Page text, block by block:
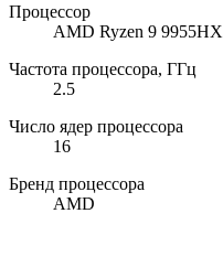
Процессор
AMD Ryzen 9 9955HX
Частота процессора, ГГц
2.5
Число ядер процессора
16
Бренд процессора
AMD